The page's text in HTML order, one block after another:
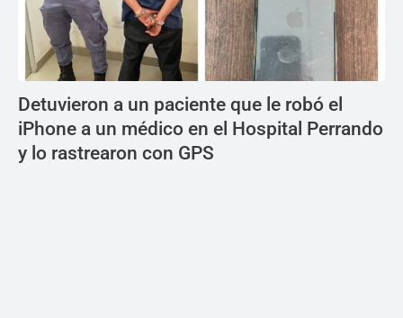
Detuvieron a un paciente que le robó el
iPhone a un médico en el Hospital Perrando
y lo rastrearon con GPS